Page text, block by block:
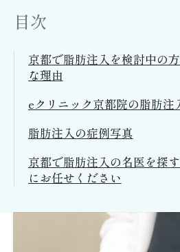
目次
京都で脂肪注入を検討中の
な理由
eクリニック京都院の脂肪注
脂肪注入の症例写真
京都で脂肪注入の名医を探
にお任せください